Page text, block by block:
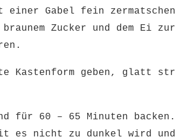
einer Gabel fein
braunem Zucker und dem Ei
Kastenform geben, glatt
für 60 – 65 Minuten
es nicht zu dunkel wird